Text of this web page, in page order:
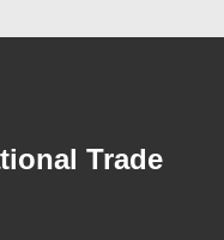
Trade